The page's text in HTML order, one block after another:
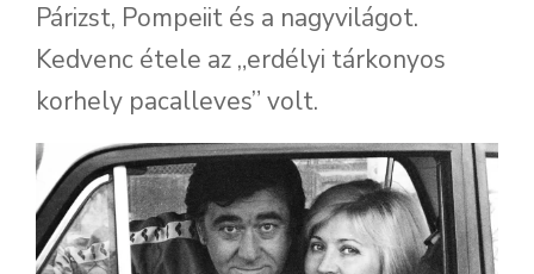
Párizst, Pompeiit és a nagyvilágot.
Kedvenc étele az „erdélyi tárkonyos
korhely pacalleves” volt.